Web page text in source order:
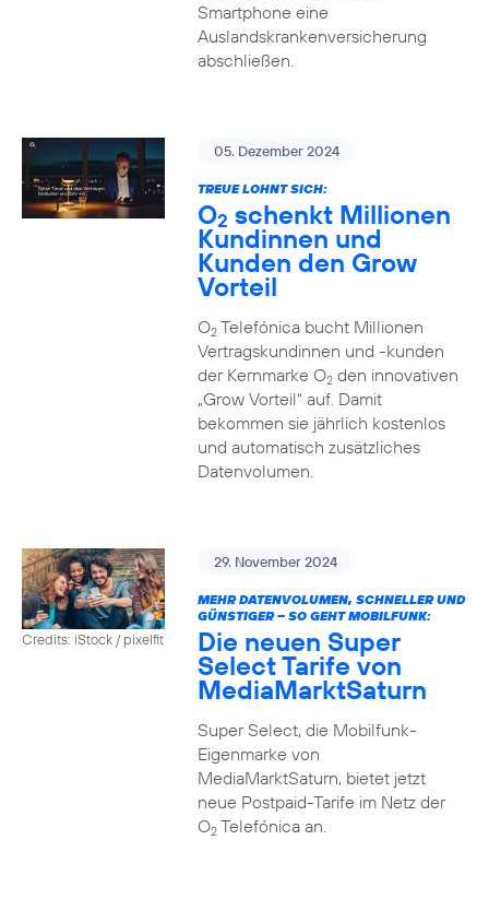
Smartphone eine
Auslandskrankenversicherung
abschließen.
05. Dezember 2024
TREUE LOHNT SICH:
O2 schenkt Millionen
Kundinnen und
Kunden den Grow
Vorteil
O2Telefónica bucht Millionen
Vertragskundinnen und -kunden
der Kernmarke O2den innovativen
„Grow Vorteil“ auf. Damit
bekommen sie jährlich kostenlos
und automatisch zusätzliches
Datenvolumen.
Credits: iStock / pixelfit
29. November 2024
MEHR DATENVOLUMEN, SCHNELLER UND
GÜNSTIGER – SO GEHT MOBILFUNK:
Die neuen Super
Select Tarife von
MediaMarktSaturn
Super Select, die Mobilfunk-
Eigenmarke von
MediaMarktSaturn, bietet jetzt
neue Postpaid-Tarife im Netz der
O2Telefónica an.